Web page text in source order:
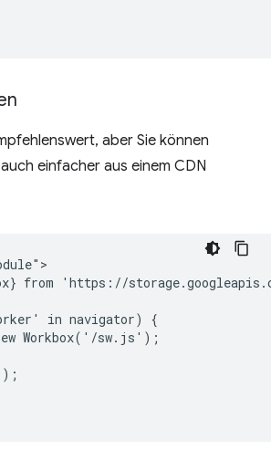
aber Sie können
auch einfacher aus einem CDN
from 'https://
in navigator) {
Workbox('/sw.js');